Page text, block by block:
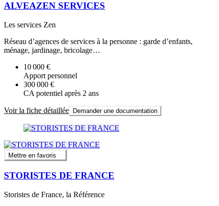
ALVEAZEN SERVICES
Les services Zen
Réseau d’agences de services à la personne : garde d’enfants,
ménage, jardinage, bricolage…
10 000 €
Apport personnel
300 000 €
CA potentiel après 2 ans
Voir la fiche détaillée Demander une documentation
Mettre en favoris
STORISTES DE FRANCE
Storistes de France, la Référence